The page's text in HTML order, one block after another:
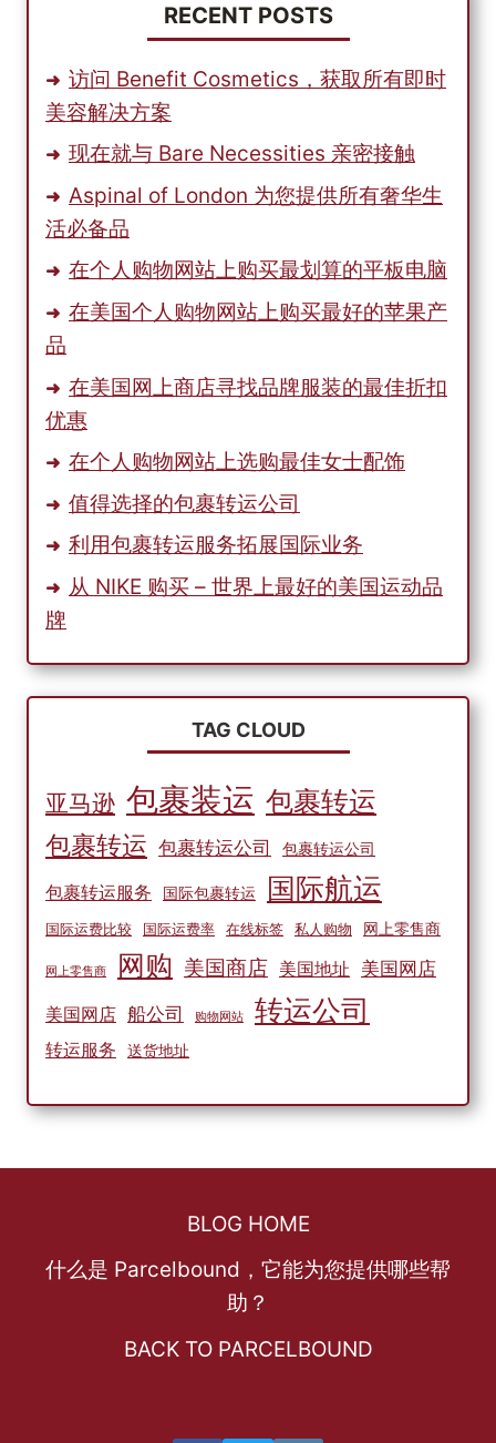
RECENT POSTS
访问 Benefit Cosmetics，获取所有即时
美容解决方案
现在就与 Bare Necessities 亲密接触
Aspinal of London 为您提供所有奢华生
活必备品
在个人购物网站上购买最划算的平板电脑
在美国个人购物网站上购买最好的苹果产
品
在美国网上商店寻找品牌服装的最佳折扣
优惠
在个人购物网站上选购最佳女士配饰
值得选择的包裹转运公司
利用包裹转运服务拓展国际业务
从 NIKE 购买 – 世界上最好的美国运动品
牌
TAG CLOUD
亚马逊 包裹装运 包裹转运
包裹转运 包裹转运公司 包裹转运公司
包裹转运服务 国际包裹转运 国际航运
国际运费比较 国际运费率 在线标签 私人购物 网上零售商
网上零售商 网购 美国商店 美国地址 美国网店
美国网店 船公司 购物网站 转运公司
转运服务 送货地址
BLOG HOME
什么是 Parcelbound，它能为您提供哪些帮
助？
BACK TO PARCELBOUND